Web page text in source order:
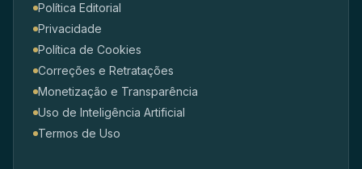
Política Editorial
Privacidade
Política de Cookies
Correções e Retratações
Monetização e Transparência
Uso de Inteligência Artificial
Termos de Uso